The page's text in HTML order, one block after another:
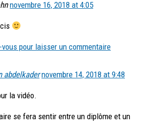
novembre 16, 2018 at 4:05
pour laisser un commentaire
abdelkader novembre 14, 2018 at 9:48
la vidéo.
se fera sentir entre un diplôme et un